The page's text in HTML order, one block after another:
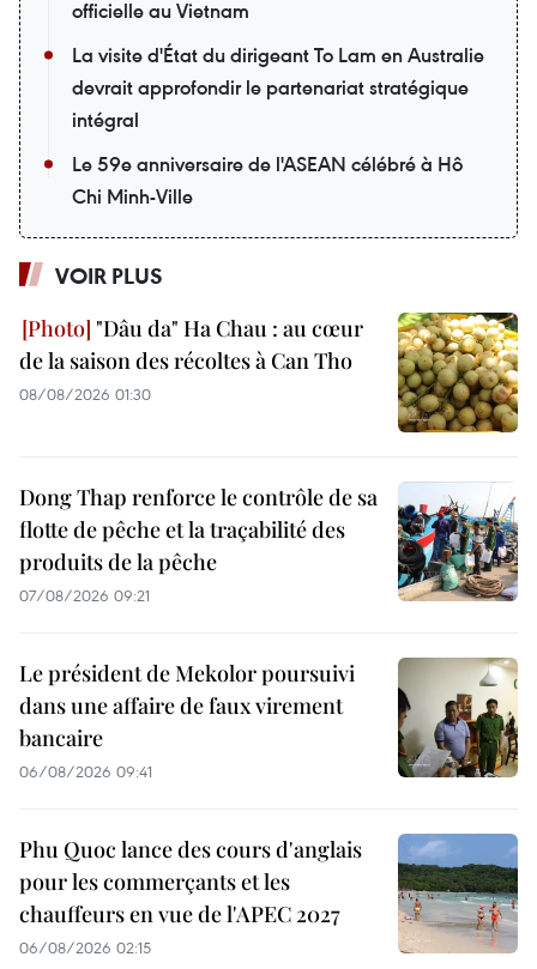
officielle au Vietnam
La visite d'État du dirigeant To Lam en Australie
devrait approfondir le partenariat stratégique
intégral
Le 59e anniversaire de l'ASEAN célébré à Hô
Chi Minh-Ville
VOIR PLUS
"Dâu da" Ha Chau : au cœur
de la saison des récoltes à Can Tho
08/08/2026 01:30
Dong Thap renforce le contrôle de sa
flotte de pêche et la traçabilité des
produits de la pêche
07/08/2026 09:21
Le président de Mekolor poursuivi
dans une affaire de faux virement
bancaire
06/08/2026 09:41
Phu Quoc lance des cours d'anglais
pour les commerçants et les
chauffeurs en vue de l'APEC 2027
06/08/2026 02:15